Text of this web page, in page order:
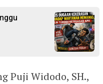
Puji Widodo, SH.,